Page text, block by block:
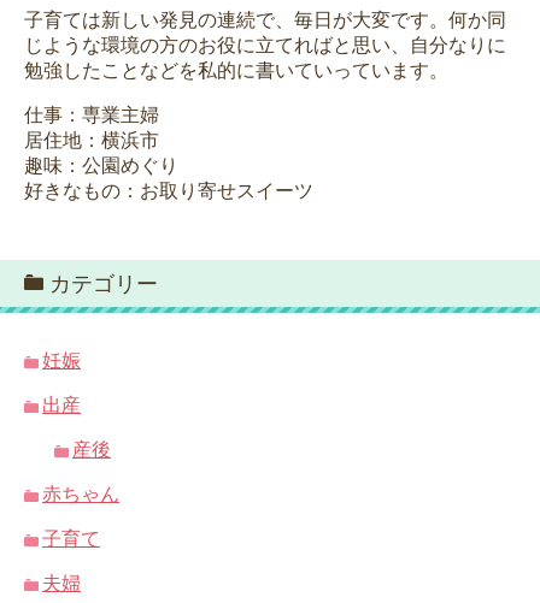
子育ては新しい発見の連続で、毎日が大変です。何か同
じような環境の方のお役に立てればと思い、自分なりに
勉強したことなどを私的に書いていっています。
仕事：専業主婦
居住地：横浜市
趣味：公園めぐり
好きなもの：お取り寄せスイーツ
カテゴリー
妊娠
出産
産後
赤ちゃん
子育て
夫婦